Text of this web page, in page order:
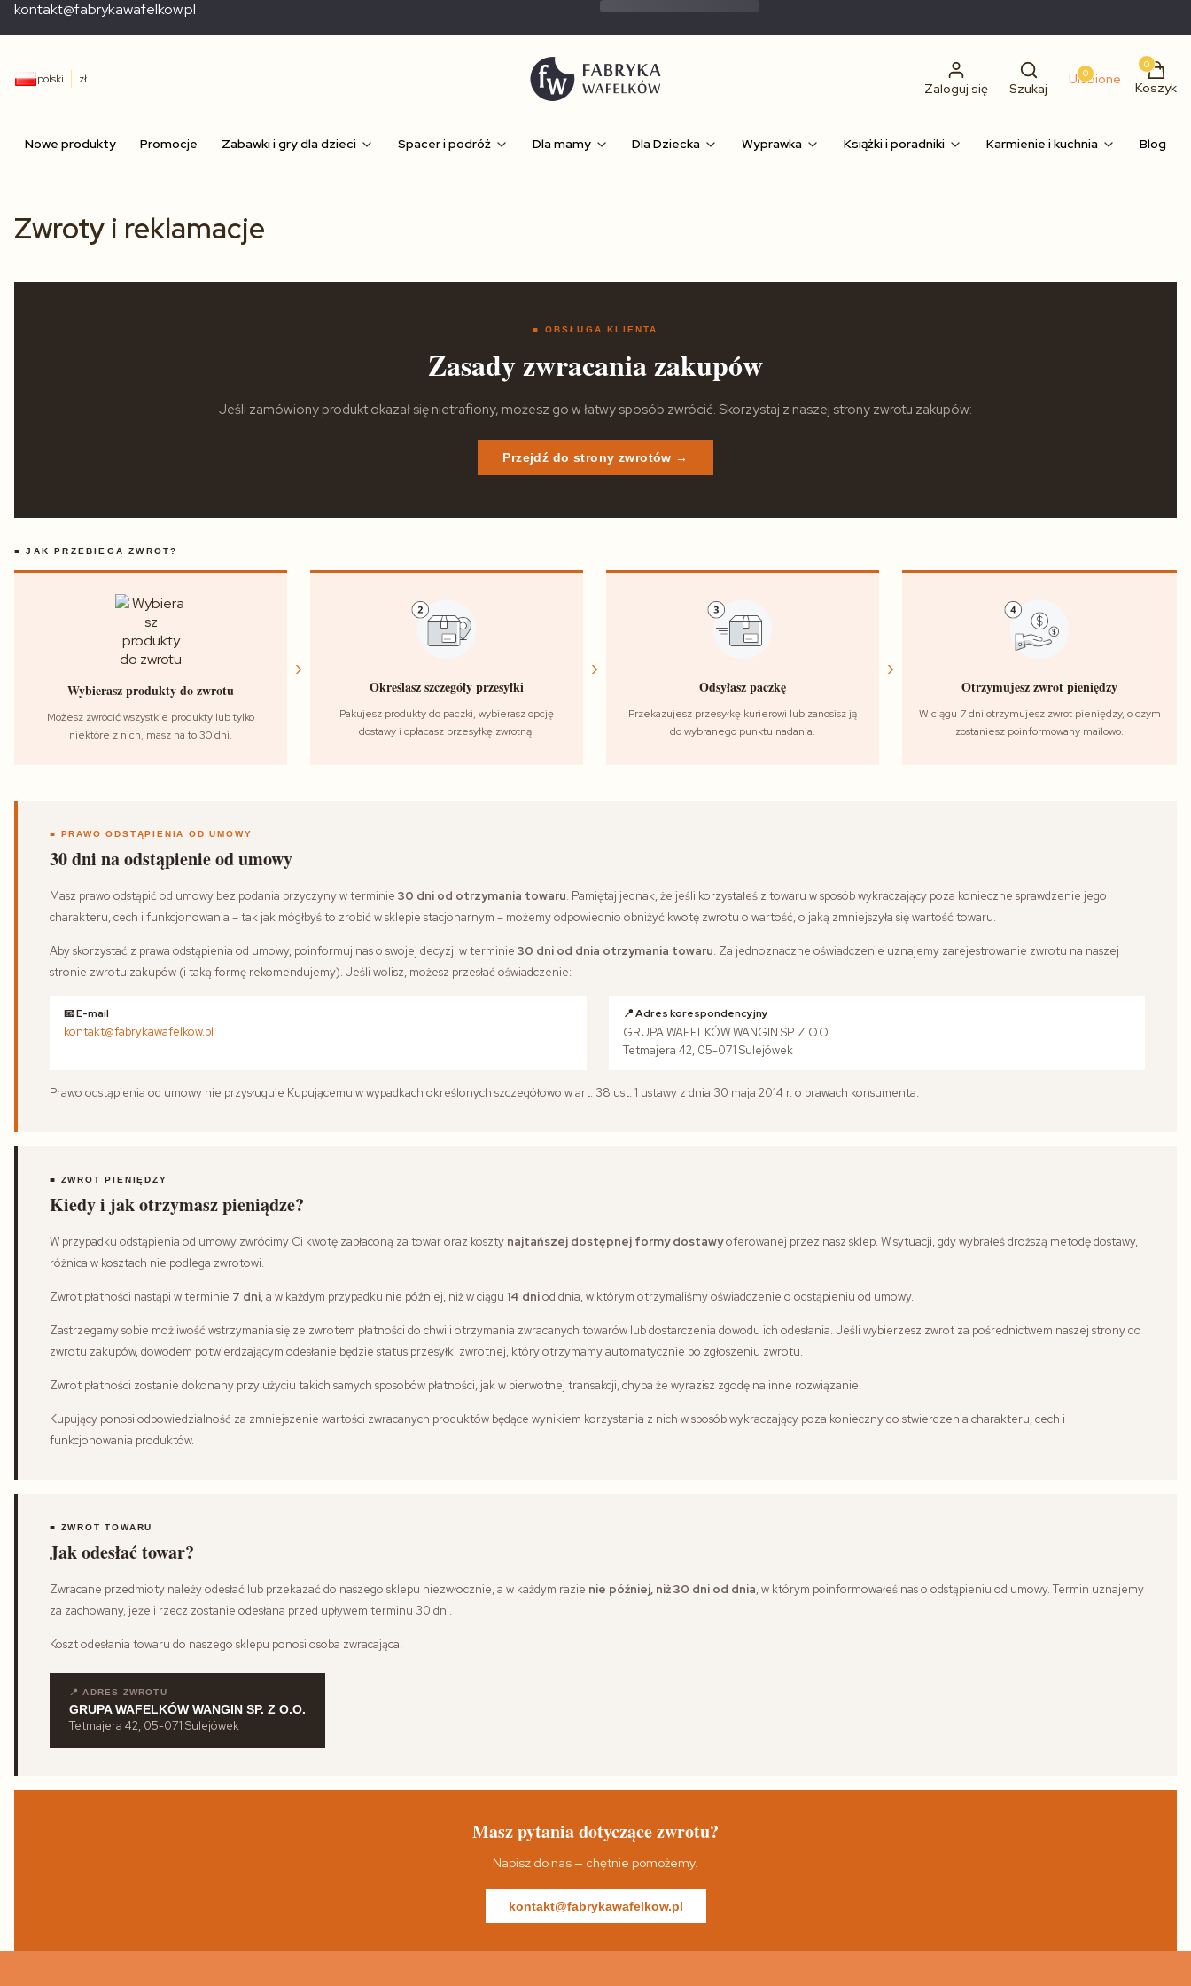
kontakt@fabrykawafelkow.pl
polski zł
Zaloguj się Szukaj
Ulubione
0
Koszyk
Nowe produkty Promocje Zabawki i gry dla dzieci Spacer i podróż Dla mamy Dla Dziecka Wyprawka Książki i poradniki Karmienie i kuchnia Blog
Zwroty i reklamacje
■ OBSŁUGA KLIENTA
Zasady zwracania zakupów
Jeśli zamówiony produkt okazał się nietrafiony, możesz go w łatwy sposób zwrócić. Skorzystaj z naszej strony zwrotu zakupów:
Przejdź do strony zwrotów →
■ JAK PRZEBIEGA ZWROT?
Wybierasz produkty do zwrotu
Możesz zwrócić wszystkie produkty lub tylko
niektóre z nich, masz na to 30 dni.
›
Określasz szczegóły przesyłki
Pakujesz produkty do paczki, wybierasz opcję
dostawy i opłacasz przesyłkę zwrotną.
›
Odsyłasz paczkę
Przekazujesz przesyłkę kurierowi lub zanosisz ją
do wybranego punktu nadania.
›
Otrzymujesz zwrot pieniędzy
W ciągu 7 dni otrzymujesz zwrot pieniędzy, o czym
zostaniesz poinformowany mailowo.
■ PRAWO ODSTĄPIENIA OD UMOWY
30 dni na odstąpienie od umowy
Masz prawo odstąpić od umowy bez podania przyczyny w terminie 30 dni od otrzymania towaru. Pamiętaj jednak, że jeśli korzystałeś z towaru w sposób wykraczający poza konieczne sprawdzenie jego
charakteru, cech i funkcjonowania – tak jak mógłbyś to zrobić w sklepie stacjonarnym – możemy odpowiednio obniżyć kwotę zwrotu o wartość, o jaką zmniejszyła się wartość towaru.
Aby skorzystać z prawa odstąpienia od umowy, poinformuj nas o swojej decyzji w terminie 30 dni od dnia otrzymania towaru. Za jednoznaczne oświadczenie uznajemy zarejestrowanie zwrotu na naszej
stronie zwrotu zakupów (i taką formę rekomendujemy). Jeśli wolisz, możesz przesłać oświadczenie:
📧 E-mail
kontakt@fabrykawafelkow.pl
📍 Adres korespondencyjny
GRUPA WAFELKÓW WANGIN SP. Z O.O.
Tetmajera 42, 05-071 Sulejówek
Prawo odstąpienia od umowy nie przysługuje Kupującemu w wypadkach określonych szczegółowo w art. 38 ust. 1 ustawy z dnia 30 maja 2014 r. o prawach konsumenta.
■ ZWROT PIENIĘDZY
Kiedy i jak otrzymasz pieniądze?
W przypadku odstąpienia od umowy zwrócimy Ci kwotę zapłaconą za towar oraz koszty najtańszej dostępnej formy dostawyoferowanej przez nasz sklep. W sytuacji, gdy wybrałeś droższą metodę dostawy,
różnica w kosztach nie podlega zwrotowi.
Zwrot płatności nastąpi w terminie 7 dni, a w każdym przypadku nie później, niż w ciągu 14 dniod dnia, w którym otrzymaliśmy oświadczenie o odstąpieniu od umowy.
Zastrzegamy sobie możliwość wstrzymania się ze zwrotem płatności do chwili otrzymania zwracanych towarów lub dostarczenia dowodu ich odesłania. Jeśli wybierzesz zwrot za pośrednictwem naszej strony do
zwrotu zakupów, dowodem potwierdzającym odesłanie będzie status przesyłki zwrotnej, który otrzymamy automatycznie po zgłoszeniu zwrotu.
Zwrot płatności zostanie dokonany przy użyciu takich samych sposobów płatności, jak w pierwotnej transakcji, chyba że wyrazisz zgodę na inne rozwiązanie.
Kupujący ponosi odpowiedzialność za zmniejszenie wartości zwracanych produktów będące wynikiem korzystania z nich w sposób wykraczający poza konieczny do stwierdzenia charakteru, cech i
funkcjonowania produktów.
■ ZWROT TOWARU
Jak odesłać towar?
Zwracane przedmioty należy odesłać lub przekazać do naszego sklepu niezwłocznie, a w każdym razie nie później, niż 30 dni od dnia, w którym poinformowałeś nas o odstąpieniu od umowy. Termin uznajemy
za zachowany, jeżeli rzecz zostanie odesłana przed upływem terminu 30 dni.
Koszt odesłania towaru do naszego sklepu ponosi osoba zwracająca.
📍 ADRES ZWROTU
GRUPA WAFELKÓW WANGIN SP. Z O.O.
Tetmajera 42, 05-071 Sulejówek
Masz pytania dotyczące zwrotu?
Napisz do nas — chętnie pomożemy.
kontakt@fabrykawafelkow.pl